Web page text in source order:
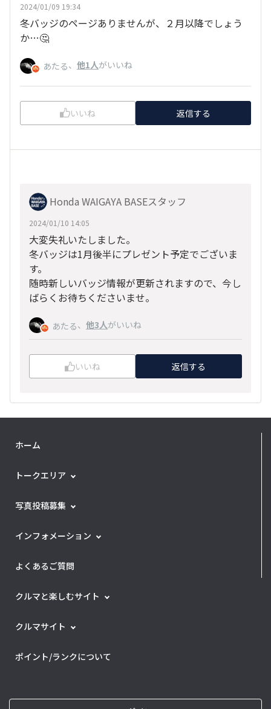
2024/01/09 19:34
冬バッジのページありませんが、２月以降でしょう
か…🤔
あたる、 他1人がいいね
いいね 返信する
Honda WAIGAYA BASEスタッフ
2024/01/10 14:05
大変失礼いたしました。
冬バッジは1月後半にプレゼント予定でございま
す。
随時新しいバッジ情報が更新されますので、今し
ばらくお待ちくださいませ。
あたる、 他3人がいいね
いいね 返信する
ホーム
トークエリア
写真投稿募集
インフォメーション
よくあるご質問
クルマと楽しむサイト
クルマサイト
ポイント/ランクについて